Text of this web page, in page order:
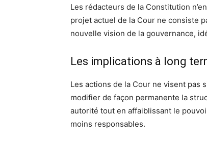
Les rédacteurs de la Constitution
projet actuel de la Cour ne consiste
nouvelle vision de la gouvernance,
Les implications à long
Les actions de la Cour ne visent pas
modifier de façon permanente la
autorité tout en affaiblissant le
moins responsables.